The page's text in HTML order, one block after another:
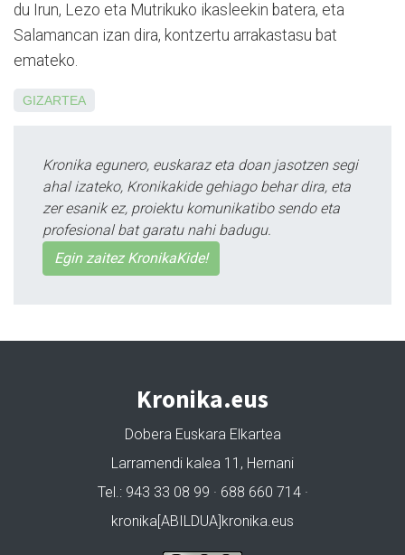
du Irun, Lezo eta Mutrikuko ikasleekin batera, eta
Salamancan izan dira, kontzertu arrakastasu bat
emateko.
GIZARTEA
Kronika egunero, euskaraz eta doan jasotzen segi
ahal izateko, Kronikakide gehiago behar dira, eta
zer esanik ez, proiektu komunikatibo sendo eta
profesional bat garatu nahi badugu.
Egin zaitez KronikaKide!
Kronika.eus
Dobera Euskara Elkartea
Larramendi kalea 11, Hernani
Tel.: 943 33 08 99 · 688 660 714 ·
kronika[ABILDUA]kronika.eus